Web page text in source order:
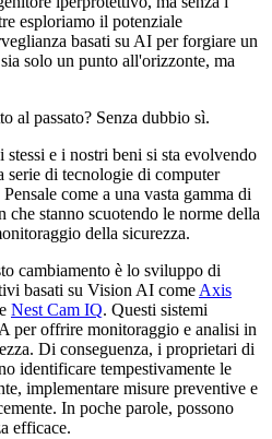
esploriamo il potenziale
basati su AI per forgiare un
solo un punto all'orizzonte, ma
al passato? Senza dubbio sì.
e i nostri beni si sta evolvendo
serie di tecnologie di computer
come a una vasta gamma di
stanno scuotendo le norme della
della sicurezza.
cambiamento è lo sviluppo di
basati su Vision AI come Axis
e Nest Cam IQ. Questi sistemi
per offrire monitoraggio e analisi in
Di conseguenza, i proprietari di
identificare tempestivamente le
implementare misure preventive e
In poche parole, possono
efficace.